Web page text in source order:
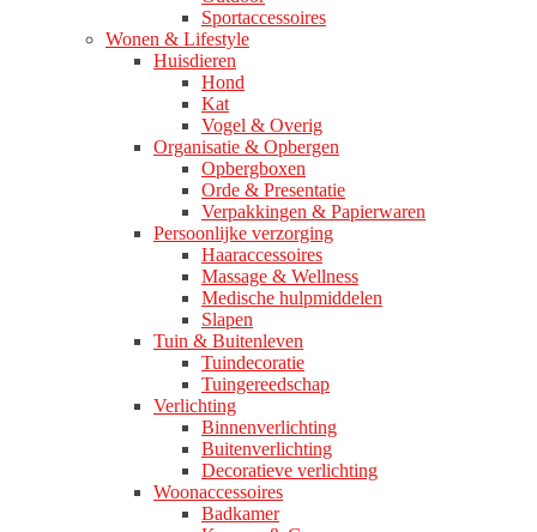
Sportaccessoires
Wonen & Lifestyle
Huisdieren
Hond
Kat
Vogel & Overig
Organisatie & Opbergen
Opbergboxen
Orde & Presentatie
Verpakkingen & Papierwaren
Persoonlijke verzorging
Haaraccessoires
Massage & Wellness
Medische hulpmiddelen
Slapen
Tuin & Buitenleven
Tuindecoratie
Tuingereedschap
Verlichting
Binnenverlichting
Buitenverlichting
Decoratieve verlichting
Woonaccessoires
Badkamer